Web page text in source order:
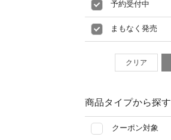
予約受付中
まもなく発売
クリア
商品タイプから探す
クーポン対象